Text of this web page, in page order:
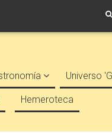
Universo
Hemeroteca